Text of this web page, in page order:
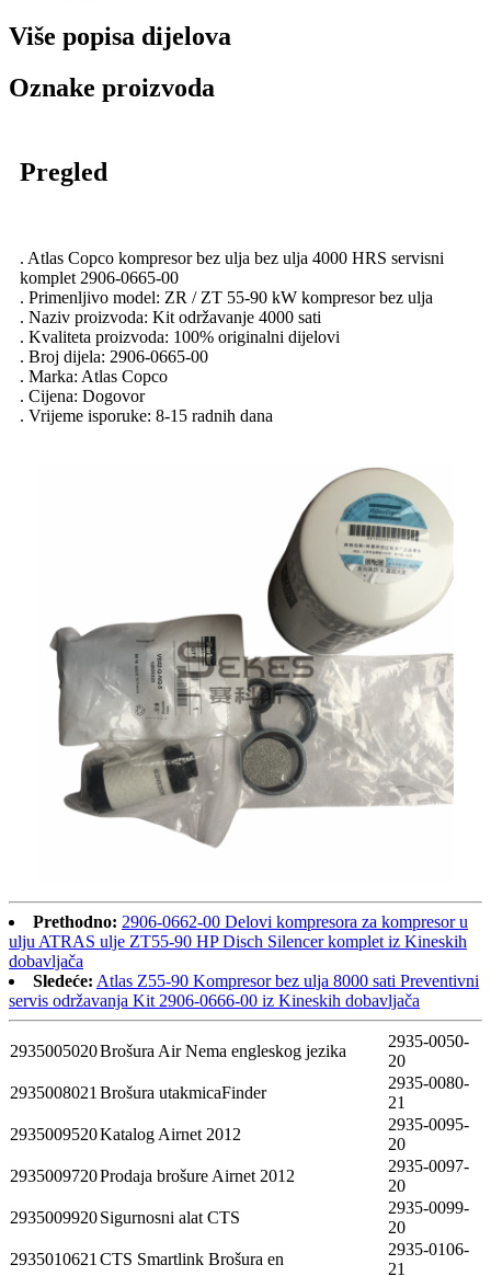
Više popisa dijelova
Oznake proizvoda
Pregled
. Atlas Copco kompresor bez ulja bez ulja 4000 HRS servisni
komplet 2906-0665-00
. Primenljivo model: ZR / ZT 55-90 kW kompresor bez ulja
. Naziv proizvoda: Kit održavanje 4000 sati
. Kvaliteta proizvoda: 100% originalni dijelovi
. Broj dijela: 2906-0665-00
. Marka: Atlas Copco
. Cijena: Dogovor
. Vrijeme isporuke: 8-15 radnih dana
Prethodno: 2906-0662-00 Delovi kompresora za kompresor u
ulju ATRAS ulje ZT55-90 HP Disch Silencer komplet iz Kineskih
dobavljača
Sledeće: Atlas Z55-90 Kompresor bez ulja 8000 sati Preventivni
servis održavanja Kit 2906-0666-00 iz Kineskih dobavljača
2935005020Brošura Air Nema engleskog jezika
2935-0050-
20
2935008021 Brošura utakmicaFinder
2935-0080-
21
2935009520Katalog Airnet 2012
2935-0095-
20
2935009720Prodaja brošure Airnet 2012
2935-0097-
20
2935009920Sigurnosni alat CTS
2935-0099-
20
2935010621 CTS Smartlink Brošura en
2935-0106-
21